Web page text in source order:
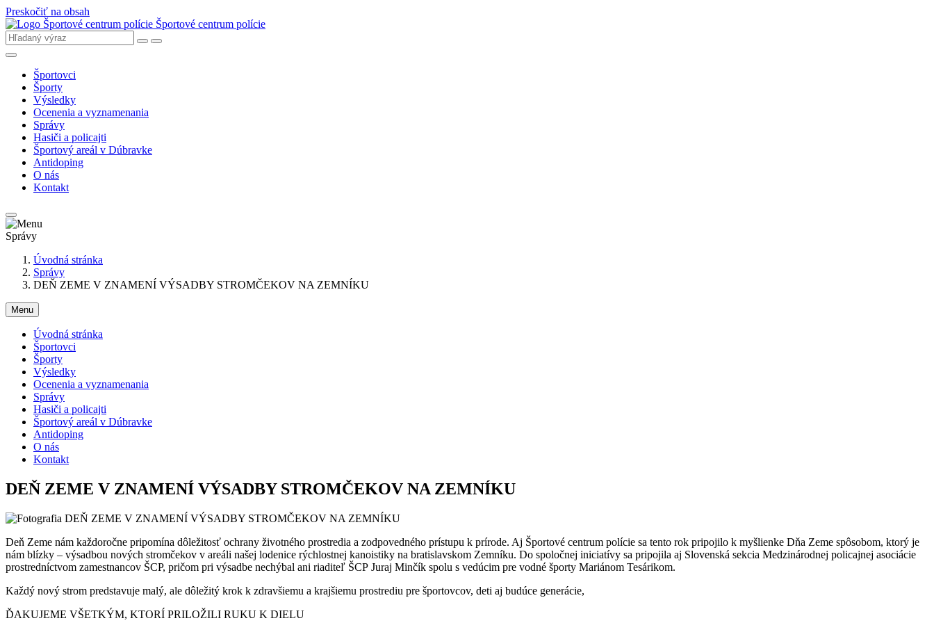
Preskočiť na obsah
Športové centrum polície
Športovci
Športy
Výsledky
Ocenenia a vyznamenania
Správy
Hasiči a policajti
Športový areál v Dúbravke
Antidoping
O nás
Kontakt
Správy
Úvodná stránka
Správy
DEŇ ZEME V ZNAMENÍ VÝSADBY STROMČEKOV NA ZEMNÍKU
Menu
Úvodná stránka
Športovci
Športy
Výsledky
Ocenenia a vyznamenania
Správy
Hasiči a policajti
Športový areál v Dúbravke
Antidoping
O nás
Kontakt
DEŇ ZEME V ZNAMENÍ VÝSADBY STROMČEKOV NA ZEMNÍKU
Deň Zeme nám každoročne pripomína dôležitosť ochrany životného prostredia a zodpovedného prístupu k prírode. Aj Športové centrum polície sa tento rok pripojilo k myšlienke Dňa Zeme spôsobom, ktorý je
nám blízky – výsadbou nových stromčekov v areáli našej lodenice rýchlostnej kanoistiky na bratislavskom Zemníku. Do spoločnej iniciatívy sa pripojila aj Slovenská sekcia Medzinárodnej policajnej asociácie
prostredníctvom zamestnancov ŠCP, pričom pri výsadbe nechýbal ani riaditeľ ŠCP Juraj Minčík spolu s vedúcim pre vodné športy Mariánom Tesárikom.
Každý nový strom predstavuje malý, ale dôležitý krok k zdravšiemu a krajšiemu prostrediu pre športovcov, deti aj budúce generácie,
ĎAKUJEME VŠETKÝM, KTORÍ PRILOŽILI RUKU K DIELU